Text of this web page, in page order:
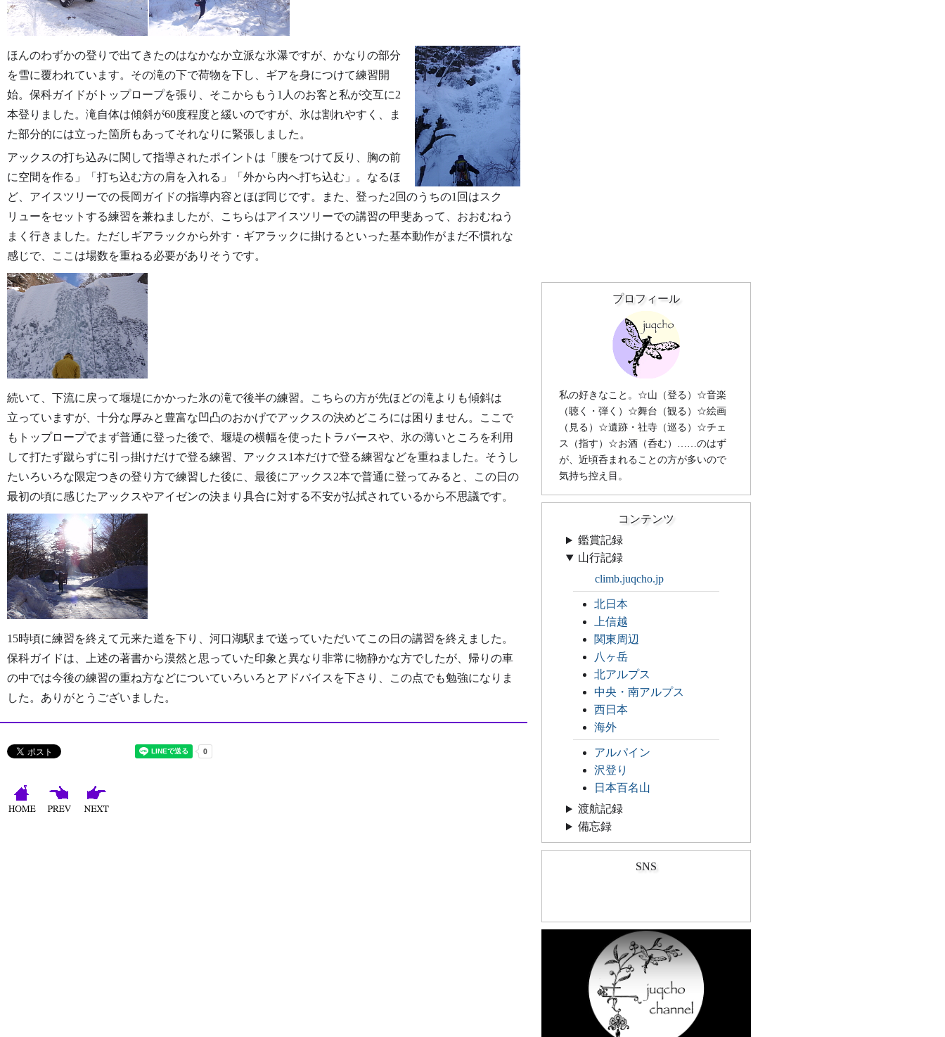
ほんのわずかの登りで出てきたのはなかなか立派な氷瀑ですが、かなりの部分
を雪に覆われています。その滝の下で荷物を下し、ギアを身につけて練習開
始。保科ガイドがトップロープを張り、そこからもう1人のお客と私が交互に2
本登りました。滝自体は傾斜が60度程度と緩いのですが、氷は割れやすく、ま
た部分的には立った箇所もあってそれなりに緊張しました。
アックスの打ち込みに関して指導されたポイントは「腰をつけて反り、胸の前
に空間を作る」「打ち込む方の肩を入れる」「外から内へ打ち込む」。なるほ
ど、アイスツリーでの長岡ガイドの指導内容とほぼ同じです。また、登った2回のうちの1回はスク
リューをセットする練習を兼ねましたが、こちらはアイスツリーでの講習の甲斐あって、おおむねう
まく行きました。ただしギアラックから外す・ギアラックに掛けるといった基本動作がまだ不慣れな
感じで、ここは場数を重ねる必要がありそうです。
続いて、下流に戻って堰堤にかかった氷の滝で後半の練習。こちらの方が先ほどの滝よりも傾斜は
立っていますが、十分な厚みと豊富な凹凸のおかげでアックスの決めどころには困りません。ここで
もトップロープでまず普通に登った後で、堰堤の横幅を使ったトラバースや、氷の薄いところを利用
して打たず蹴らずに引っ掛けだけで登る練習、アックス1本だけで登る練習などを重ねました。そうし
たいろいろな限定つきの登り方で練習した後に、最後にアックス2本で普通に登ってみると、この日の
最初の頃に感じたアックスやアイゼンの決まり具合に対する不安が払拭されているから不思議です。
15時頃に練習を終えて元来た道を下り、河口湖駅まで送っていただいてこの日の講習を終えました。
保科ガイドは、上述の著書から漠然と思っていた印象と異なり非常に物静かな方でしたが、帰りの車
の中では今後の練習の重ね方などについていろいろとアドバイスを下さり、この点でも勉強になりま
した。ありがとうございました。
プロフィール
私の好きなこと。☆山（登る）☆音楽
（聴く・弾く）☆舞台（観る）☆絵画
（見る）☆遺跡・社寺（巡る）☆チェ
ス（指す）☆お酒（呑む）……のはず
が、近頃呑まれることの方が多いので
気持ち控え目。
コンテンツ
鑑賞記録
山行記録
climb.juqcho.jp
北日本
上信越
関東周辺
八ヶ岳
北アルプス
中央・南アルプス
西日本
海外
アルパイン
沢登り
日本百名山
渡航記録
備忘録
SNS
Play